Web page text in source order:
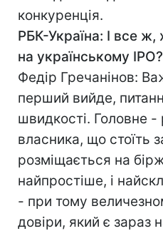
конкуренція.
РБК-Україна: І все
на українському IPO?
Федір Гречанінов:
перший вийде,
швидкості. Головне -
власника, що стоїть
розміщається на
найпростіше, і
- при тому
довіри, який є зараз